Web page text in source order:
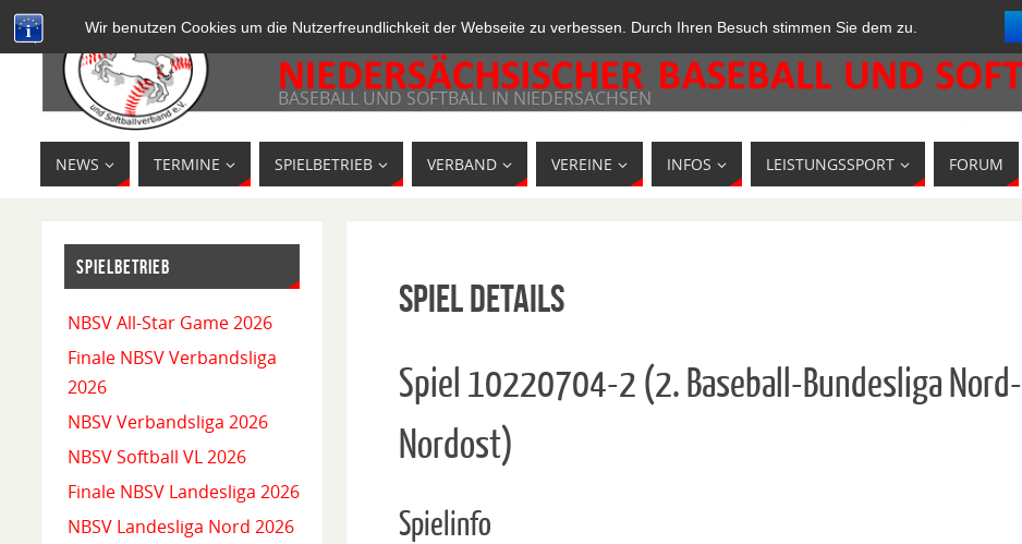
Wir benutzen Cookies um die Nutzerfreundlichkeit der Webseite zu verbessen. Durch Ihren Besuch stimmen Sie dem zu.
BASEBALL UND SOFTBALL IN NIEDERSACHSEN
NEWS TERMINE SPIELBETRIEB VERBAND VEREINE INFOS LEISTUNGSSPORT FORUM
Spiel Details
Spiel 10220704-2 (2. Baseball-Bundesliga Nord-
Nordost)
Spielinfo
SPIELBETRIEB
NBSV All-Star Game 2026
Finale NBSV Verbandsliga
2026
NBSV Verbandsliga 2026
NBSV Softball VL 2026
Finale NBSV Landesliga 2026
NBSV Landesliga Nord 2026